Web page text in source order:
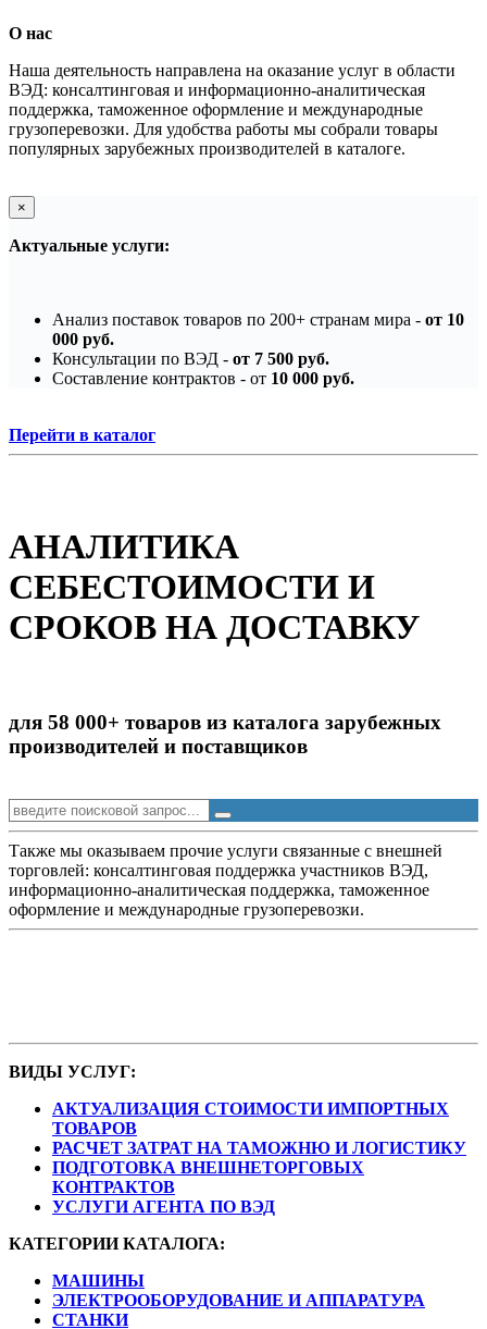
О нас
Наша деятельность направлена на оказание услуг в области
ВЭД: консалтинговая и информационно-аналитическая
поддержка, таможенное оформление и международные
грузоперевозки. Для удобства работы мы собрали товары
популярных зарубежных производителей в каталоге.
×
Актуальные услуги:
Анализ поставок товаров по 200+ странам мира - от 10
000 руб.
Консультации по ВЭД - от 7 500 руб.
Составление контрактов - от 10 000 руб.
Перейти в каталог
АНАЛИТИКА
СЕБЕСТОИМОСТИ И
СРОКОВ НА ДОСТАВКУ
для 58 000+ товаров из каталога зарубежных
производителей и поставщиков
Также мы оказываем прочие услуги связанные с внешней
торговлей: консалтинговая поддержка участников ВЭД,
информационно-аналитическая поддержка, таможенное
оформление и международные грузоперевозки.
ВИДЫ УСЛУГ:
АКТУАЛИЗАЦИЯ СТОИМОСТИ ИМПОРТНЫХ
ТОВАРОВ
РАСЧЕТ ЗАТРАТ НА ТАМОЖНЮ И ЛОГИСТИКУ
ПОДГОТОВКА ВНЕШНЕТОРГОВЫХ
КОНТРАКТОВ
УСЛУГИ АГЕНТА ПО ВЭД
КАТЕГОРИИ КАТАЛОГА:
МАШИНЫ
ЭЛЕКТРООБОРУДОВАНИЕ И АППАРАТУРА
СТАНКИ